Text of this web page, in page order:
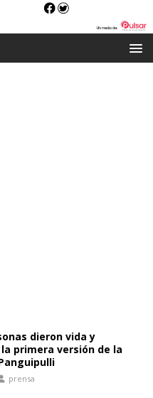
dieron vida y
primera versión de la
prensa